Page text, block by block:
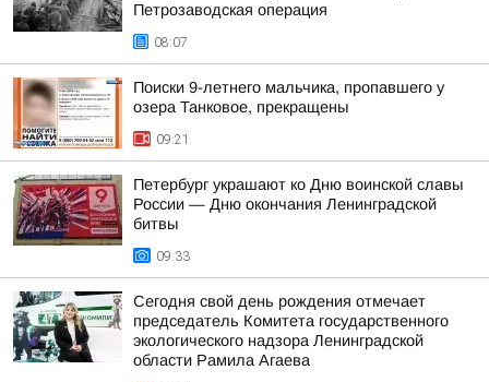
Петрозаводская операция
08:07
Поиски 9-летнего мальчика, пропавшего у
озера Танковое, прекращены
09:21
Петербург украшают ко Дню воинской славы
России — Дню окончания Ленинградской
битвы
09:33
Сегодня свой день рождения отмечает
председатель Комитета государственного
экологического надзора Ленинградской
области Рамила Агаева